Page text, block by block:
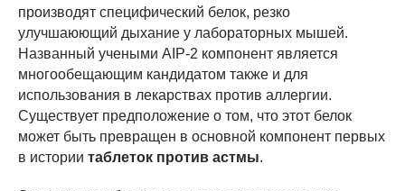
производят специфический белок, резко
улучшаюющий дыхание у лабораторных мышей.
Названный учеными AIP-2 компонент является
многообещающим кандидатом также и для
использования в лекарствах против аллергии.
Существует предположение о том, что этот белок
может быть превращен в основной компонент первых
в истории таблеток против астмы.